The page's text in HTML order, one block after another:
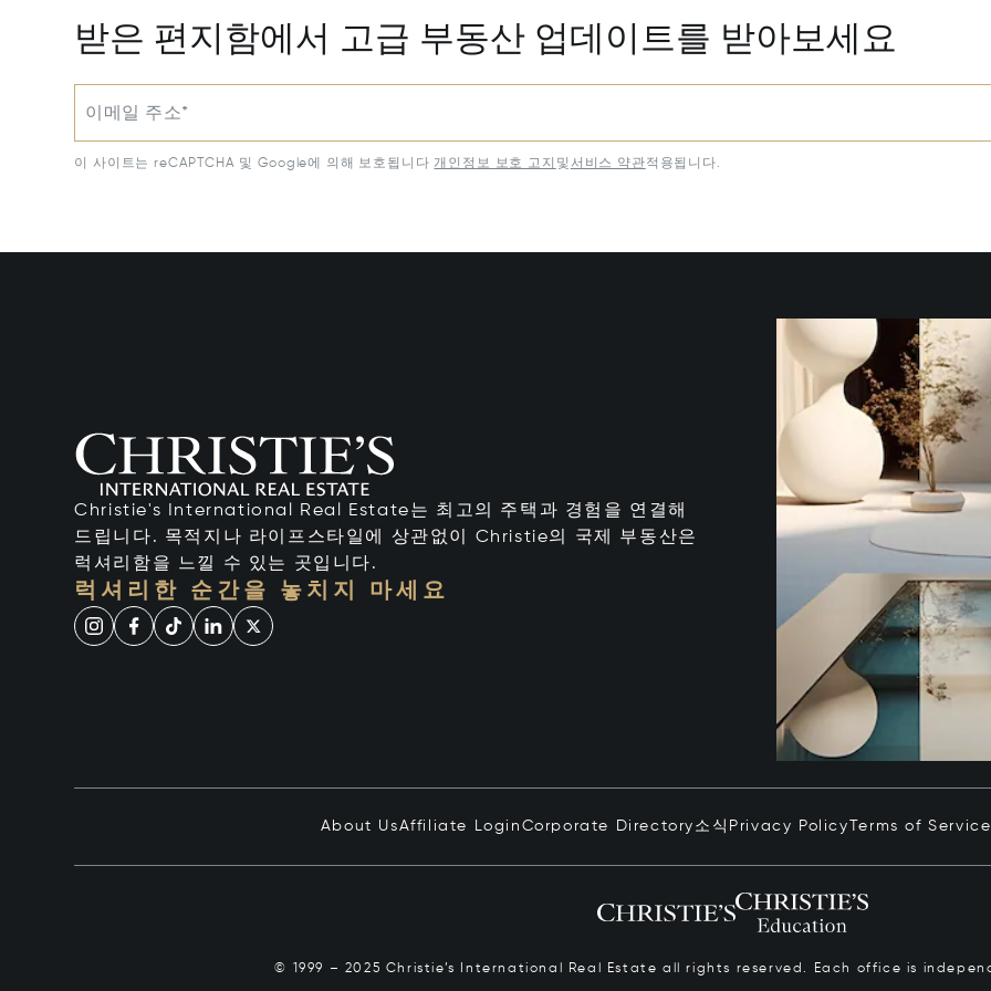
받은 편지함에서 고급 부동산 업데이트를 받아보세요
이메일 주소*
이 사이트는 reCAPTCHA 및 Google에 의해 보호됩니다 개인정보 보호 고지 및 서비스 약관적용됩니다.
Christie's International Real Estate는 최고의 주택과 경험을 연결해
드립니다. 목적지나 라이프스타일에 상관없이 Christie의 국제 부동산은
럭셔리함을 느낄 수 있는 곳입니다.
럭셔리한 순간을 놓치지 마세요
About UsAffiliate Login Corporate Directory 소식 Privacy PolicyTerms of Service
© 1999 – 2025 Christie’s International Real Estate all rights reserved. Each office is